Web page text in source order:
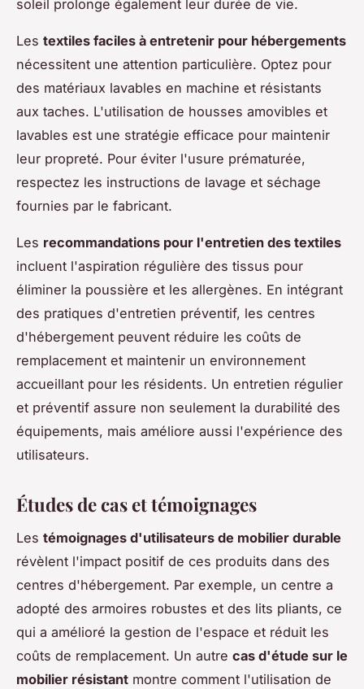
soleil prolonge également leur durée de vie.
Les textiles faciles à entretenir pour hébergements
nécessitent une attention particulière. Optez pour
des matériaux lavables en machine et résistants
aux taches. L'utilisation de housses amovibles et
lavables est une stratégie efficace pour maintenir
leur propreté. Pour éviter l'usure prématurée,
respectez les instructions de lavage et séchage
fournies par le fabricant.
Les recommandations pour l'entretien des textiles
incluent l'aspiration régulière des tissus pour
éliminer la poussière et les allergènes. En intégrant
des pratiques d'entretien préventif, les centres
d'hébergement peuvent réduire les coûts de
remplacement et maintenir un environnement
accueillant pour les résidents. Un entretien régulier
et préventif assure non seulement la durabilité des
équipements, mais améliore aussi l'expérience des
utilisateurs.
Études de cas et témoignages
Les témoignages d'utilisateurs de mobilier durable
révèlent l'impact positif de ces produits dans des
centres d'hébergement. Par exemple, un centre a
adopté des armoires robustes et des lits pliants, ce
qui a amélioré la gestion de l'espace et réduit les
coûts de remplacement. Un autre cas d'étude sur le
mobilier résistant montre comment l'utilisation de